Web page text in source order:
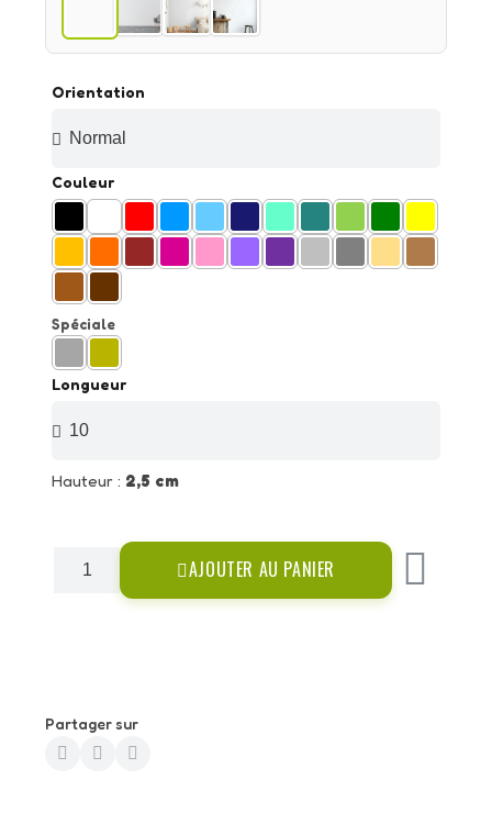
Orientation
Couleur
Spéciale
Longueur
Hauteur : 2,5 cm
AJOUTER AU PANIER
Partager sur